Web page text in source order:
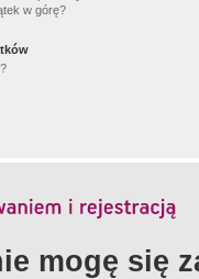
w górę?
mogę się